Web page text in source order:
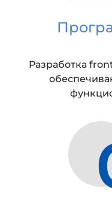
Разработка